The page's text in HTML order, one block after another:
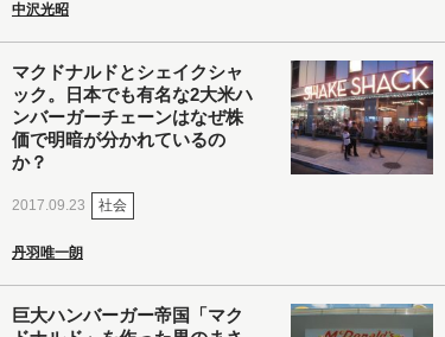
中沢光昭
マクドナルドとシェイクシャ
ック。日本でも有名な2大米ハ
ンバーガーチェーンはなぜ株
価で明暗が分かれているの
か？
2017.09.23 社会
丹羽唯一朗
巨大ハンバーガー帝国「マク